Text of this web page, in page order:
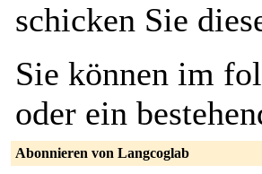
schicken Sie
Sie können im
oder ein
Abonnieren von Langcoglab